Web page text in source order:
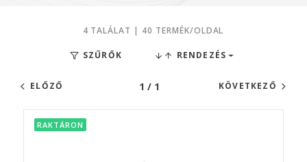
4 TALÁLAT | 40 TERMÉK/OLDAL
SZŰRŐK RENDEZÉS
ELŐZŐ 1 / 1 KÖVETKEZŐ
RAKTÁRON